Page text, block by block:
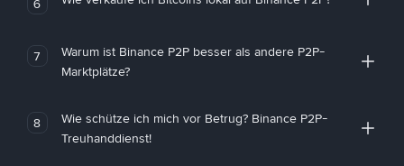
7
Warum ist Binance P2P besser als andere P2P-
Marktplätze?
8
Wie schütze ich mich vor Betrug? Binance P2P-
Treuhanddienst!